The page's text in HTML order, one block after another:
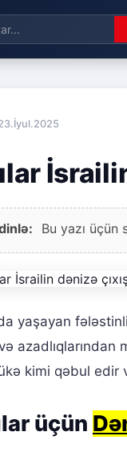
Bu yazı üçün
yaşayan
azadlıqlarından
kimi qəbul edir
üçün